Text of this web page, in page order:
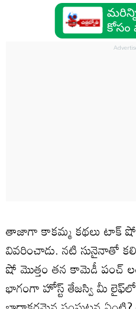
తాజాగా కాకమ్మ కథలు టాక్
వివరించాడు. నటి సునైనాతో
షో మొత్తం తన కామెడీ పంచ్
భాగంగా హోస్ట్ తేజస్వి మీ లైఫ్‌లో